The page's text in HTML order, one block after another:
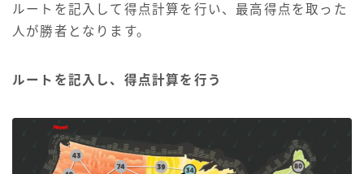
ルートを記入して得点計算を行い、最高得点を取った
人が勝者となります。
ルートを記入し、得点計算を行う